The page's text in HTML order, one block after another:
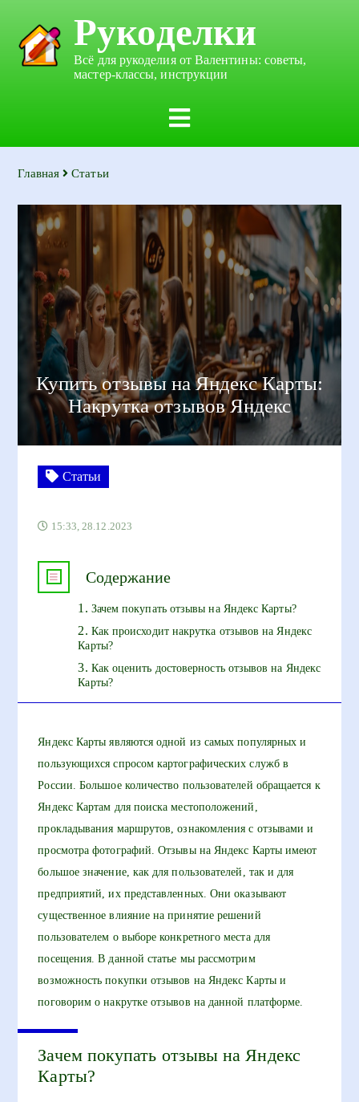
Рукоделки
Всё для рукоделия от Валентины: советы,
мастер-классы, инструкции
Главная Статьи
Купить отзывы на Яндекс Карты:
Накрутка отзывов Яндекс
Статьи
15:33, 28.12.2023
Содержание
Зачем покупать отзывы на Яндекс Карты?
Как происходит накрутка отзывов на Яндекс
Карты?
Как оценить достоверность отзывов на Яндекс
Карты?
Яндекс Карты являются одной из самых популярных и
пользующихся спросом картографических служб в
России. Большое количество пользователей обращается к
Яндекс Картам для поиска местоположений,
прокладывания маршрутов, ознакомления с отзывами и
просмотра фотографий. Отзывы на Яндекс Карты имеют
большое значение, как для пользователей, так и для
предприятий, их представленных. Они оказывают
существенное влияние на принятие решений
пользователем о выборе конкретного места для
посещения. В данной статье мы рассмотрим
возможность покупки отзывов на Яндекс Карты и
поговорим о накрутке отзывов на данной платформе.
Зачем покупать отзывы на Яндекс
Карты?